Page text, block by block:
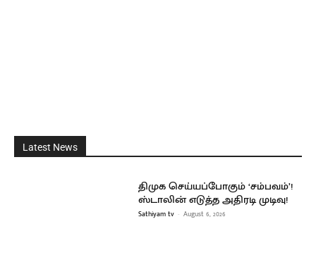
Latest News
திமுக செய்யப்போகும் ‘சம்பவம்’!
ஸ்டாலின் எடுத்த அதிரடி முடிவு!
Sathiyam tv - August 6, 2026